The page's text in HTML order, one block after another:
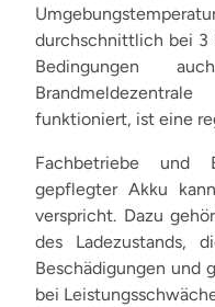
durchschnittlich bei 3
Bedingungen
funktioniert, ist eine
Fachbetriebe und
gepflegter Akku
verspricht. Dazu
des Ladezustands,
Beschädigungen und
bei